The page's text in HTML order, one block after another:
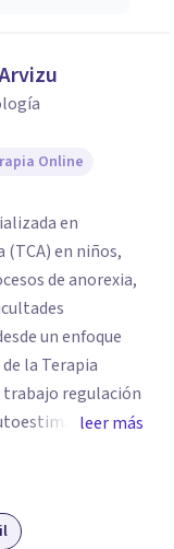
Online
en
en niños,
de anorexia,
un enfoque
la Terapia
y
en
en constante
Ofrezco
leer más